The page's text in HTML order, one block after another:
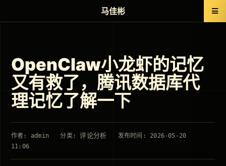
OpenClaw小龙虾的记忆
又有救了，腾讯数据库代
理记忆了解一下
作者: admin 分类:评论分析
发布时间: 2026-05-20
11:06
马佳彬